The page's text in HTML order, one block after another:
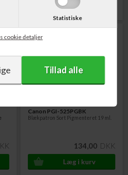
Statistiske
cookie detaljer
Canon PGI-525PGBK
Blækpatron Sort Pigmenteret 19 ml.
134,00 DKK